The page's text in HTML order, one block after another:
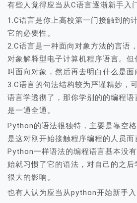
有些人觉得应当从C语言逐渐新手入
1.C语言是你上高校第一门接触到的
它的必要性。
2.C语言是一种面向对象方法的言语
对象解释型电子计算机程序语言。
叫面向对象，然后再去明白什么是面
3.C语言的句法结构较为严谨精妙，
语言学透彻了，那你学别的的编程
是一通全通。
Python的语法很独特，主要是靠空
是这对刚开始接触程序编程的人员
Python一样语法的编程语言基本没
始就习惯了它的语法，对自己的之
很大的影响。
也有人认为应当从python开始新手入